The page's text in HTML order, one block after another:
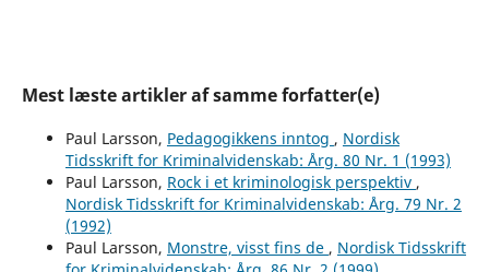
Mest læste artikler af samme forfatter(e)
Paul Larsson, Pedagogikkens inntog , Nordisk
Tidsskrift for Kriminalvidenskab: Årg. 80 Nr. 1 (1993)
Paul Larsson, Rock i et kriminologisk perspektiv ,
Nordisk Tidsskrift for Kriminalvidenskab: Årg. 79 Nr. 2
(1992)
Paul Larsson, Monstre, visst fins de , Nordisk Tidsskrift